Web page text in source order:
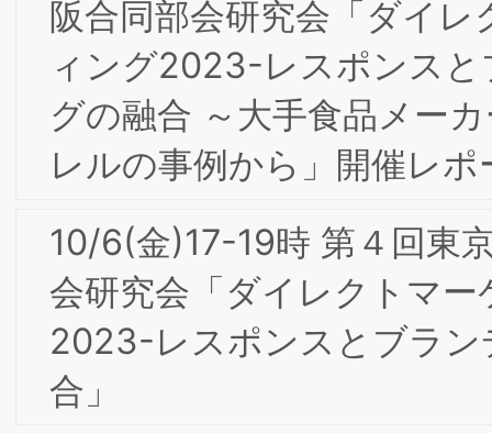
【会員限定】2021年11月 東京第18回フ
ォーラム開催レポート
【会員限定】2021年9月 第5回東阪合同
専門部会研究会「請負=OEM vs. 直販=
社ブランド：木村石鹸におけるEC時代
デザイン経営」
【会員限定】2021年7月 第4回東阪合同
専門部会研究会「世界最大規模の行動パ
ターンデータアグリゲータ“SQREEM”の
テクノロジー」